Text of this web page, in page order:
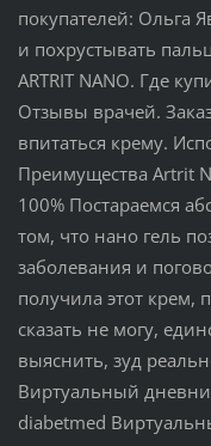
покупателей: Ольга
и похрустывать
ARTRIT NANO. Где
Отзывы врачей.
впитаться крему.
Преимущества Artrit
100% Постараемся
том, что нано гель
заболевания и
получила этот крем,
сказать не могу,
выяснить, зуд
Виртуальный
diabetmed